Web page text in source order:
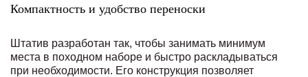
Компактность и удобство переноски
Штатив разработан так, чтобы занимать минимум
места в походном наборе и быстро раскладываться
при необходимости. Его конструкция позволяет